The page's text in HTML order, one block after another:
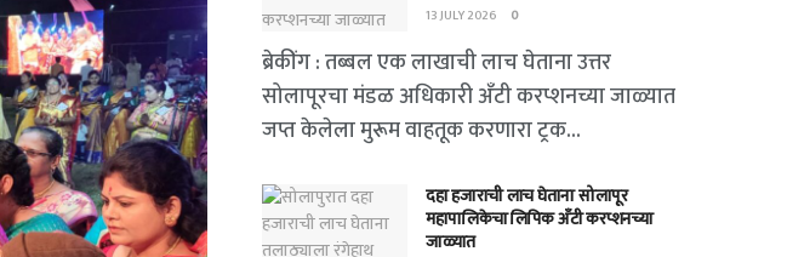
13 JULY 2026 0
ब्रेकींग : तब्बल एक लाखाची लाच घेताना उत्तर
सोलापूरचा मंडळ अधिकारी अँटी करप्शनच्या जाळ्यात
जप्त केलेला मुरूम वाहतूक करणारा ट्रक...
दहा हजाराची लाच घेताना सोलापूर
महापालिकेचा लिपिक अँटी करप्शनच्या
जाळ्यात